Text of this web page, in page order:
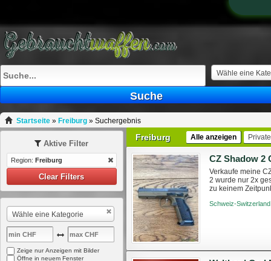
Wähle eine
Suche
Startseite» Freiburg» Suchergebnis
Freiburg Alle anzeigen Private
Verkaufe meine
2 wurde nur 2x
zu keinem
Schweiz-
Aktive Filter
Region: Freiburg
Clear Filters
Wähle eine Kategorie
Zeige nur Anzeigen mit Bilder
Öffne in neuem Fenster